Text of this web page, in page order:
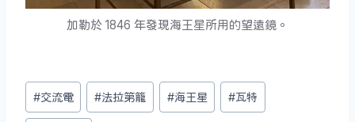
加勒於 1846 年發現海王星所用的望遠鏡。
Post
Tags:
#交流電 #法拉第籠 #海王星 #瓦特